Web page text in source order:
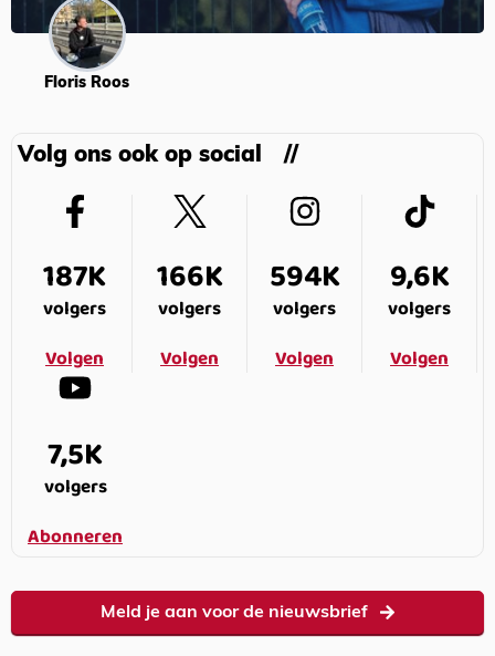
Floris Roos
Volg ons ook op social
187K
volgers
Volgen
166K
volgers
Volgen
594K
volgers
Volgen
9,6K
volgers
Volgen
7,5K
volgers
Abonneren
Meld je aan voor de nieuwsbrief